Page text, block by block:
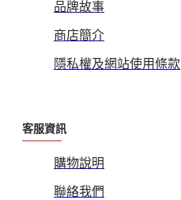
品牌故事
商店簡介
隱私權及網站使用條款
客服資訊
購物說明
聯絡我們